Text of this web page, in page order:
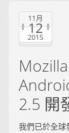
11月
12
2015
2.5 開
我們已於全球